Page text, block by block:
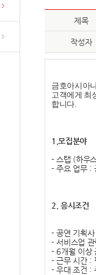
제목
작성자
금호아시아
고객에게 최
합니다.
1.모집분야
-스탭 (하우
-주요 업무:
2. 응시조건
-공연 기획
-서비스업
- 6개월 이상
-근무 시간:
-우대 조건 :